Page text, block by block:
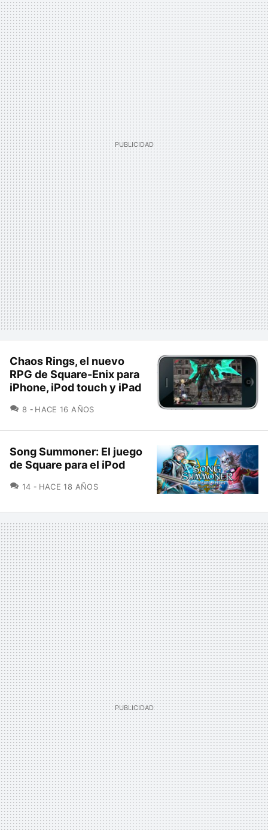
Chaos Rings, el nuevo
RPG de Square-Enix para
iPhone, iPod touch y iPad
8 COMENTARIOS
HACE 16 AÑOS
Song Summoner: El juego
de Square para el iPod
14 COMENTARIOS
HACE 18 AÑOS